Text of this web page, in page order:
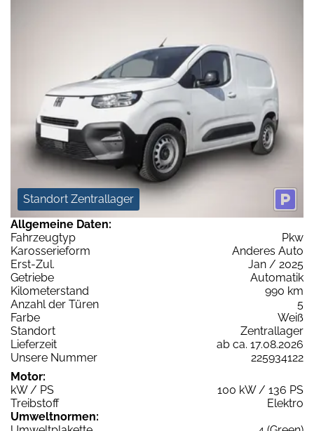
Standort Zentrallager
Allgemeine Daten:
Fahrzeugtyp
Pkw
Karosserieform
Anderes Auto
Erst-Zul.
Jan / 2025
Getriebe
Automatik
Kilometerstand
990 km
Anzahl der Türen
5
Farbe
Weiß
Standort
Zentrallager
Lieferzeit
ab ca. 17.08.2026
Unsere Nummer
225934122
Motor:
kW / PS
100 kW / 136 PS
Treibstoff
Elektro
Umweltnormen: